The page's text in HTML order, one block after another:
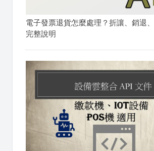
電子發票退貨怎麼處理？折讓、銷退
完整說明